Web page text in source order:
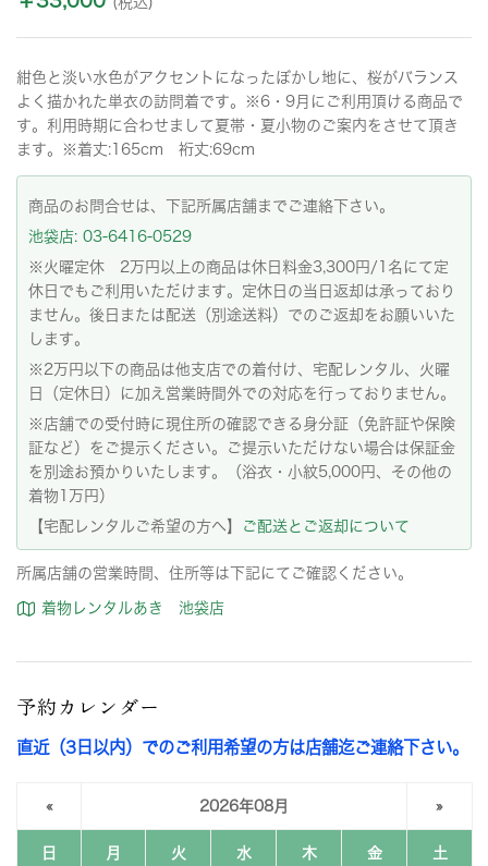
紺色と淡い水色がアクセントになったぼかし地に、桜がバランス
よく描かれた単衣の訪問着です。※6・9月にご利用頂ける商品で
す。利用時期に合わせまして夏帯・夏小物のご案内をさせて頂き
ます。※着丈:165cm 裄丈:69cm
商品のお問合せは、下記所属店舗までご連絡下さい。
池袋店: 03-6416-0529
※火曜定休 2万円以上の商品は休日料金3,300円/1名にて定
休日でもご利用いただけます。定休日の当日返却は承っており
ません。後日または配送（別途送料）でのご返却をお願いいた
します。
※2万円以下の商品は他支店での着付け、宅配レンタル、火曜
日（定休日）に加え営業時間外での対応を行っておりません。
※店舗での受付時に現住所の確認できる身分証（免許証や保険
証など）をご提示ください。ご提示いただけない場合は保証金
を別途お預かりいたします。（浴衣・小紋5,000円、その他の
着物1万円）
【宅配レンタルご希望の方へ】
ご配送とご返却について
所属店舗の営業時間、住所等は下記にてご確認ください。
着物レンタルあき 池袋店
予約カレンダー
直近（3日以内）でのご利用希望の方は店舗迄ご連絡下さい。
« 2026年08月 »
日 月 火 水 木 金 土